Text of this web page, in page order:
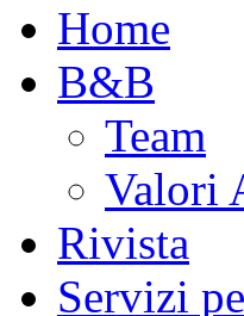
Home
B&B
Team
Valori
Rivista
Servizi